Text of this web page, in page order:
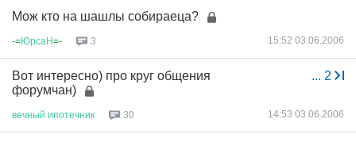
Мож кто на шашлы собираеца?
-=ЮрсаН=- 3 15:52 03.06.2006
... 2
Вот интересно) про круг общения
форумчан)
вечный ипотечник 30 14:53 03.06.2006